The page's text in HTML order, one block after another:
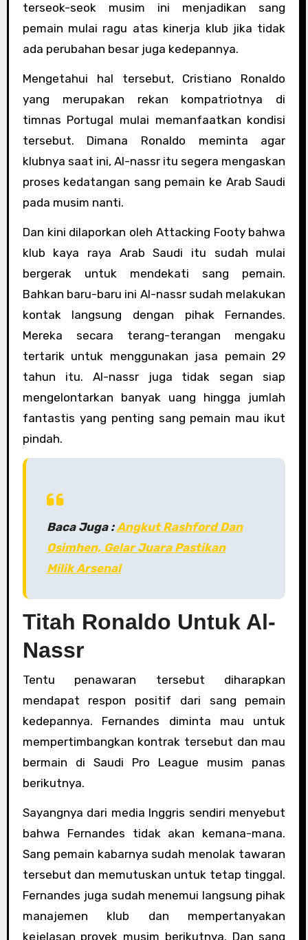
terseok-seok musim ini menjadikan sang
pemain mulai ragu atas kinerja klub jika tidak
ada perubahan besar juga kedepannya.
Mengetahui hal tersebut, Cristiano Ronaldo
yang merupakan rekan kompatriotnya di
timnas Portugal mulai memanfaatkan kondisi
tersebut. Dimana Ronaldo meminta agar
klubnya saat ini, Al-nassr itu segera mengaskan
proses kedatangan sang pemain ke Arab Saudi
pada musim nanti.
Dan kini dilaporkan oleh Attacking Footy bahwa
klub kaya raya Arab Saudi itu sudah mulai
bergerak untuk mendekati sang pemain.
Bahkan baru-baru ini Al-nassr sudah melakukan
kontak langsung dengan pihak Fernandes.
Mereka secara terang-terangan mengaku
tertarik untuk menggunakan jasa pemain 29
tahun itu. Al-nassr juga tidak segan siap
mengelontarkan banyak uang hingga jumlah
fantastis yang penting sang pemain mau ikut
pindah.
Baca Juga :Angkut Rashford Dan
Osimhen, Gelar Juara Pastikan
Milik Arsenal
Titah Ronaldo Untuk Al-
Nassr
Tentu penawaran tersebut diharapkan
mendapat respon positif dari sang pemain
kedepannya. Fernandes diminta mau untuk
mempertimbangkan kontrak tersebut dan mau
bermain di Saudi Pro League musim panas
berikutnya.
Sayangnya dari media Inggris sendiri menyebut
bahwa Fernandes tidak akan kemana-mana.
Sang pemain kabarnya sudah menolak tawaran
tersebut dan memutuskan untuk tetap tinggal.
Fernandes juga sudah menemui langsung pihak
manajemen klub dan mempertanyakan
kejelasan proyek musim berikutnya. Dan sang